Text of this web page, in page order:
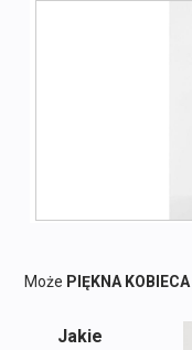
Może PIĘKNA KOBIECA
Jakie